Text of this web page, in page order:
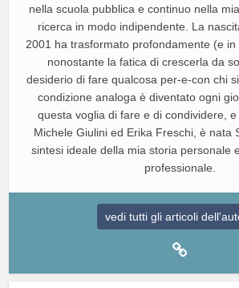
nella scuola pubblica e continuo nella
ricerca in modo indipendente. La
2001 ha trasformato profondamente (e in
nonostante la fatica di crescerla da
desiderio di fare qualcosa per-e-con chi
condizione analoga è diventato ogni
questa voglia di fare e di condividere, e
Michele Giulini ed Erika Freschi, è nata
sintesi ideale della mia storia personale
professionale.
vedi tutti gli articoli